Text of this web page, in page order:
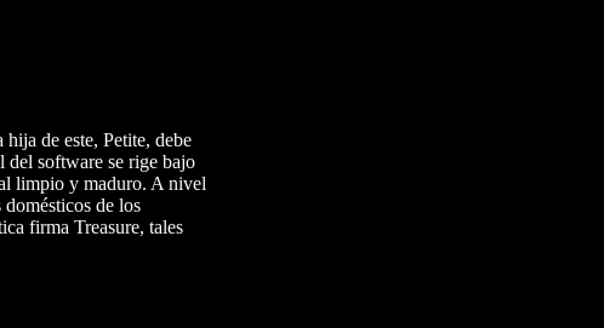
de este, Petite, debe
del software se rige bajo
limpio y maduro. A nivel
de los
firma Treasure, tales